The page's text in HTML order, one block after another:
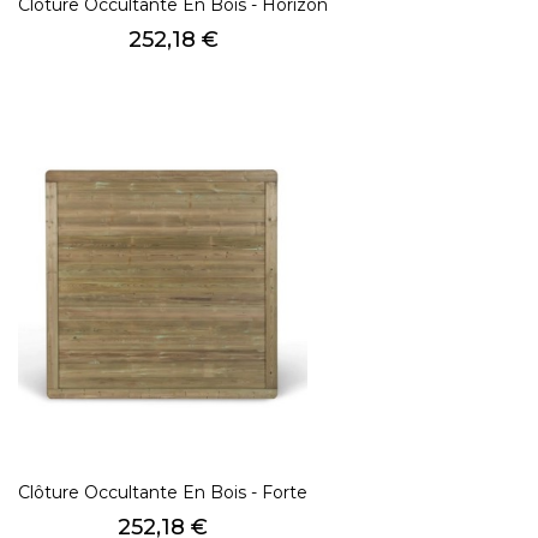
Clôture Occultante En Bois - Horizon
Prix
252,18 €
Clôture Occultante En Bois - Forte
Prix
252,18 €